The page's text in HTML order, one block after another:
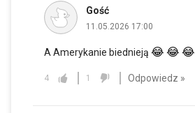
Gość
11.05.2026 17:00
A Amerykanie biednieją 😂 😂 😂
4 1 Odpowiedz »